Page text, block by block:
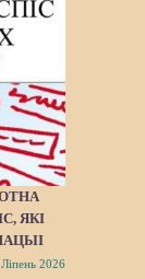
ЯКІ
2026